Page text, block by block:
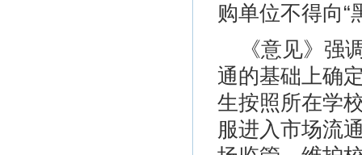
购单位不得向“
《意见》强
通的基础上确
生按照所在学
服进入市场流